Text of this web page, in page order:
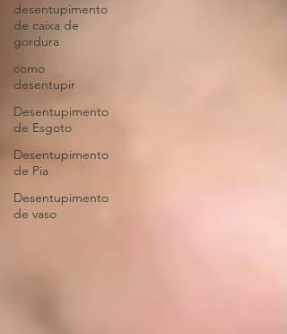
desentupimento
de caixa de
gordura
como
desentupir
Desentupimento
de Esgoto
Desentupimento
de Pia
Desentupimento
de vaso